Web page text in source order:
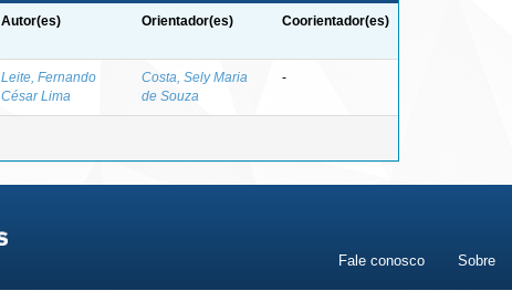
Autor(es) Orientador(es) Coorientador(es)
Leite, Fernando
César Lima
Costa, Sely Maria
de Souza
-
Fale conosco Sobre